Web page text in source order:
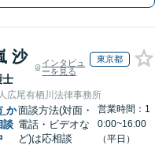
沙
士
インタビュ
ーを見る
東京都
広尾有栖川法律事務所
か
談
面談方法(対面・
電話・ビデオな
ど)は応相談
営業時間：1
0:00~16:00
（平日）